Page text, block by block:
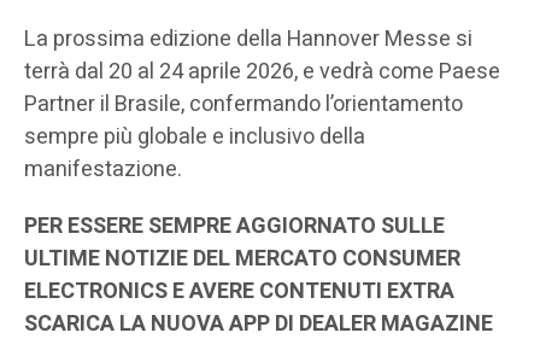
La prossima edizione della Hannover Messe si
terrà dal 20 al 24 aprile 2026, e vedrà come Paese
Partner il Brasile, confermando l’orientamento
sempre più globale e inclusivo della
manifestazione.
PER ESSERE SEMPRE AGGIORNATO SULLE
ULTIME NOTIZIE DEL MERCATO CONSUMER
ELECTRONICS E AVERE CONTENUTI EXTRA
SCARICA LA NUOVA APP DI DEALER MAGAZINE